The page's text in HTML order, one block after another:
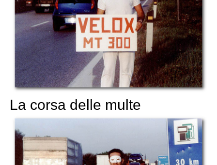
La corsa delle multe